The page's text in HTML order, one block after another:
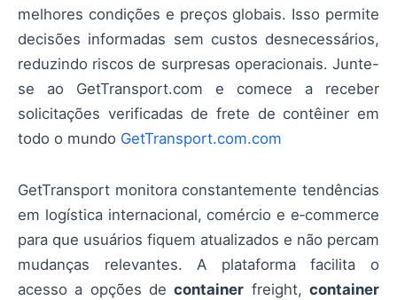
melhores condições e preços globais. Isso permite
decisões informadas sem custos desnecessários,
reduzindo riscos de surpresas operacionais. Junte-
se ao GetTransport.com e comece a receber
solicitações verificadas de frete de contêiner em
todo o mundo GetTransport.com.com
GetTransport monitora constantemente tendências
em logística internacional, comércio e e‑commerce
para que usuários fiquem atualizados e não percam
mudanças relevantes. A plataforma facilita o
acesso a opções decontainer freight,container